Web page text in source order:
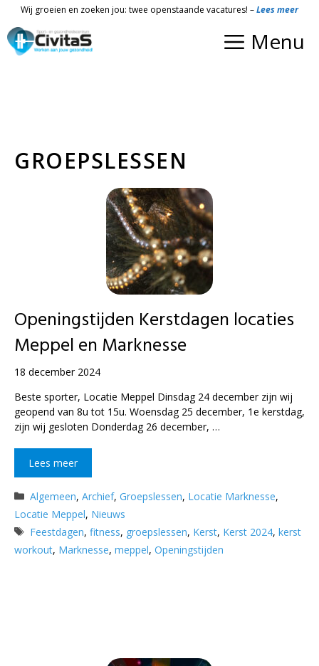
de
inhoud
Wij groeien en zoeken jou: twee openstaande vacatures! –Lees meer
Menu
GROEPSLESSEN
Openingstijden Kerstdagen locaties
Meppel en Marknesse
18 december 2024
Beste sporter, Locatie Meppel Dinsdag 24 december zijn wij
geopend van 8u tot 15u. Woensdag 25 december, 1e kerstdag,
zijn wij gesloten Donderdag 26 december, …
Lees meer
Categorieën
Algemeen,Archief,Groepslessen, Locatie Marknesse,
Locatie Meppel, Nieuws
Tags
Feestdagen,fitness, groepslessen, Kerst, Kerst 2024,kerst
workout, Marknesse, meppel, Openingstijden